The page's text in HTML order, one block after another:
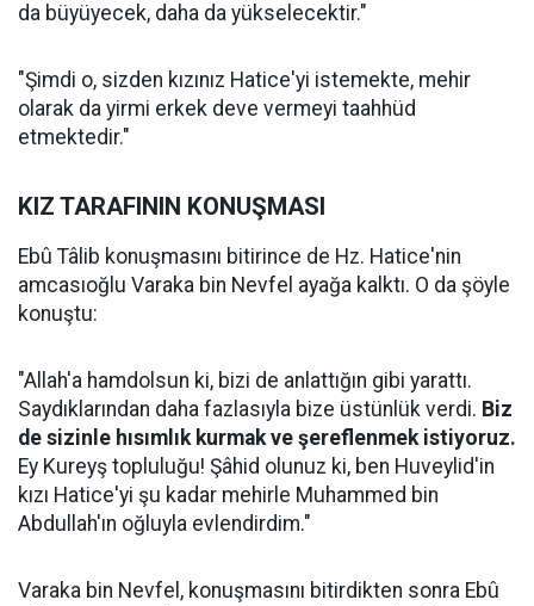
da büyüyecek, daha da yükselecektir."
"Şimdi o, sizden kızınız Hatice'yi istemekte, mehir
olarak da yirmi erkek deve vermeyi taahhüd
etmektedir."
KIZ TARAFININ KONUŞMASI
Ebû Tâlib konuşmasını bitirince de Hz. Hatice'nin
amcasıoğlu Varaka bin Nevfel ayağa kalktı. O da şöyle
konuştu:
"Allah'a hamdolsun ki, bizi de anlattığın gibi yarattı.
Saydıklarından daha fazlasıyla bize üstünlük verdi. Biz
de sizinle hısımlık kurmak ve şereflenmek istiyoruz.
Ey Kureyş topluluğu! Şâhid olunuz ki, ben Huveylid'in
kızı Hatice'yi şu kadar mehirle Muhammed bin
Abdullah'ın oğluyla evlendirdim."
Varaka bin Nevfel, konuşmasını bitirdikten sonra Ebû